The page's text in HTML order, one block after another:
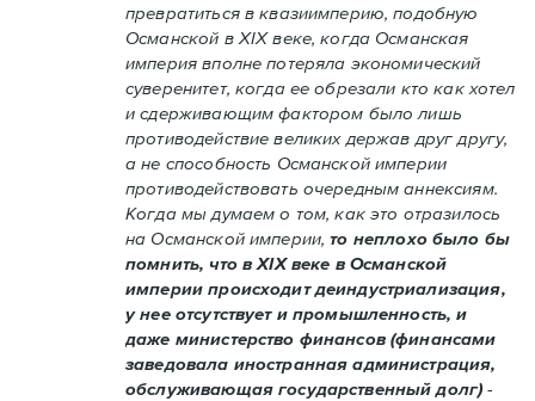
превратиться в квазиимперию, подобную
Османской в XIX веке, когда Османская
империя вполне потеряла экономический
суверенитет, когда ее обрезали кто как хотел
и сдерживающим фактором было лишь
противодействие великих держав друг другу,
а не способность Османской империи
противодействовать очередным аннексиям.
Когда мы думаем о том, как это отразилось
на Османской империи,то неплохо было бы
помнить, что в XIX веке в Османской
империи происходит деиндустриализация,
у нее отсутствует и промышленность, и
даже министерство финансов (финансами
заведовала иностранная администрация,
обслуживающая государственный долг)-